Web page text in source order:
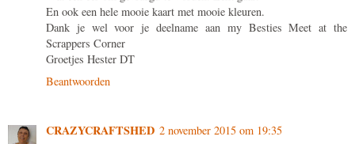
En ook een hele mooie kaart met mooie kleuren.
Dank je wel voor je deelname aan my Besties Meet at the
Scrappers Corner
Groetjes Hester DT
Beantwoorden
CRAZYCRAFTSHED 2 november 2015 om 19:35